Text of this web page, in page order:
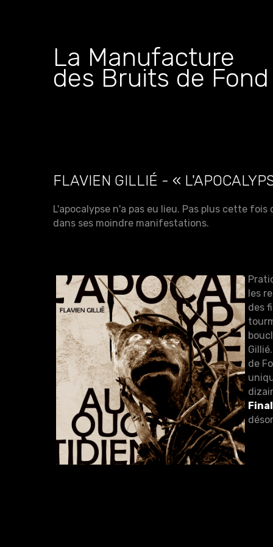
La Manufacture
des Bruits de Fond
FLAVIEN GILLIÉ - «
L'apocalypse n'a pas eu lieu. Pas plus cette
dans ses moindre manifestations.
les
des
de